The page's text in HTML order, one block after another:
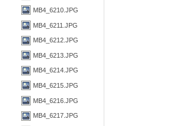
MB4_6210.JPG
MB4_6211.JPG
MB4_6212.JPG
MB4_6213.JPG
MB4_6214.JPG
MB4_6215.JPG
MB4_6216.JPG
MB4_6217.JPG